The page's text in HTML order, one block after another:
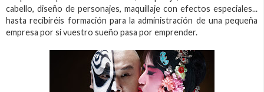
cabello, diseño de personajes, maquillaje con efectos especiales...
hasta recibiréis formación para la administración de una pequeña
empresa por si vuestro sueño pasa por emprender.